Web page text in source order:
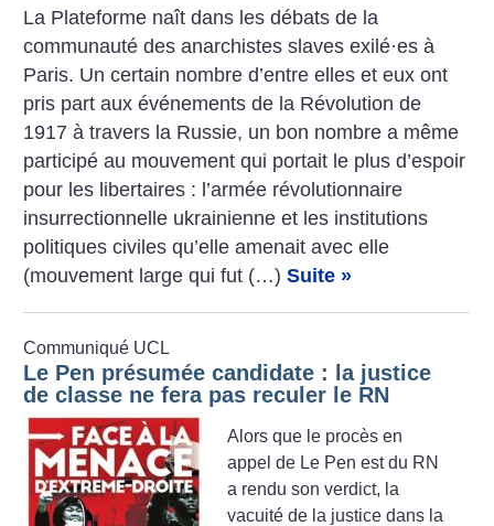
La Plateforme naît dans les débats de la
communauté des anarchistes slaves exilé·es à
Paris. Un certain nombre d’entre elles et eux ont
pris part aux événements de la Révolution de
1917 à travers la Russie, un bon nombre a même
participé au mouvement qui portait le plus d’espoir
pour les libertaires : l’armée révolutionnaire
insurrectionnelle ukrainienne et les institutions
politiques civiles qu’elle amenait avec elle
(mouvement large qui fut (…)Suite »
Communiqué UCL
Le Pen présumée candidate : la justice
de classe ne fera pas reculer le RN
Alors que le procès en
appel de Le Pen est du RN
a rendu son verdict, la
vacuité de la justice dans la